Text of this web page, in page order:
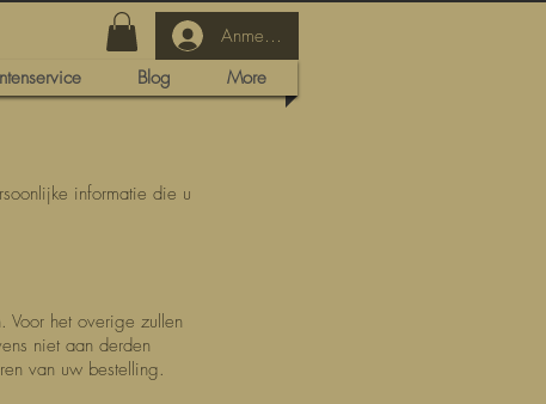
Anmelden
Blog More
informatie die u
het overige zullen
niet aan derden
van uw bestelling.